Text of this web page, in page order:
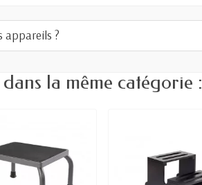
appareils ?
la même catégorie :